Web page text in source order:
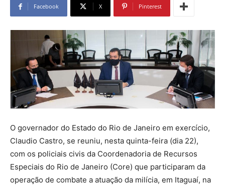
Facebook X Pinterest
O governador do Estado do Rio de Janeiro em exercício,
Claudio Castro, se reuniu, nesta quinta-feira (dia 22),
com os policiais civis da Coordenadoria de Recursos
Especiais do Rio de Janeiro (Core) que participaram da
operação de combate a atuação da milícia, em Itaguaí, na